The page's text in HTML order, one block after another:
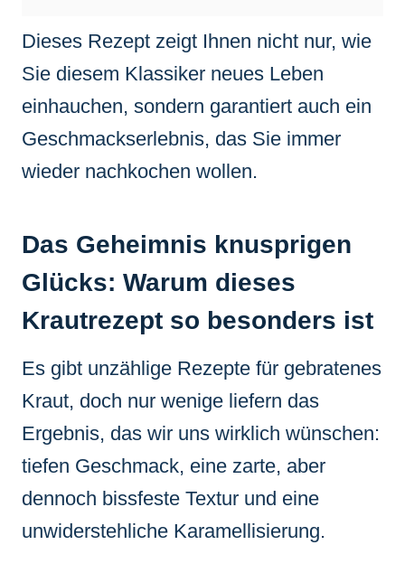
Dieses Rezept zeigt Ihnen nicht nur, wie
Sie diesem Klassiker neues Leben
einhauchen, sondern garantiert auch ein
Geschmackserlebnis, das Sie immer
wieder nachkochen wollen.
Das Geheimnis knusprigen
Glücks: Warum dieses
Krautrezept so besonders ist
Es gibt unzählige Rezepte für gebratenes
Kraut, doch nur wenige liefern das
Ergebnis, das wir uns wirklich wünschen:
tiefen Geschmack, eine zarte, aber
dennoch bissfeste Textur und eine
unwiderstehliche Karamellisierung.